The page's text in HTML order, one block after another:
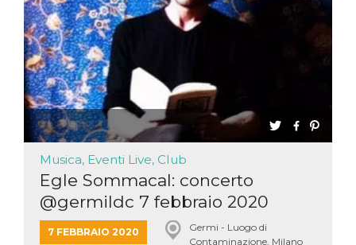
Musica, Eventi Live, Club
Egle Sommacal: concerto
@germildc 7 febbraio 2020
7 FEBBRAIO 2020
Germi - Luogo di
Contaminazione, Milano